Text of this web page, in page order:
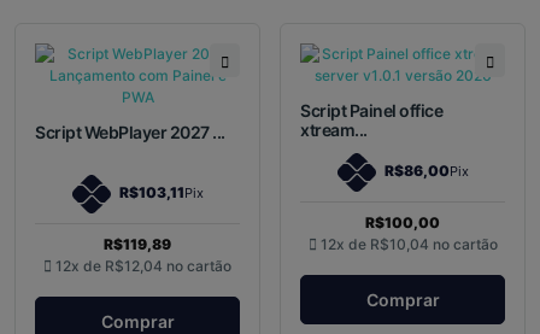
Script WebPlayer 2027 ...
R$103,11Pix
R$119,89
12x de R$12,04 no cartão
Comprar
Script Painel office
xtream...
R$86,00Pix
R$100,00
12x de R$10,04 no cartão
Comprar